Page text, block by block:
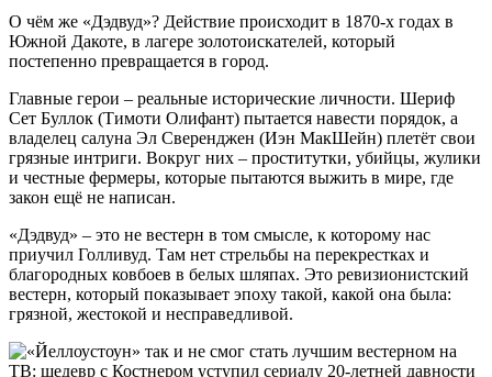
О чём же «Дэдвуд»? Действие происходит в 1870-х годах в
Южной Дакоте, в лагере золотоискателей, который
постепенно превращается в город.
Главные герои – реальные исторические личности. Шериф
Сет Буллок (Тимоти Олифант) пытается навести порядок, а
владелец салуна Эл Сверенджен (Иэн МакШейн) плетёт свои
грязные интриги. Вокруг них – проститутки, убийцы, жулики
и честные фермеры, которые пытаются выжить в мире, где
закон ещё не написан.
«Дэдвуд» – это не вестерн в том смысле, к которому нас
приучил Голливуд. Там нет стрельбы на перекрестках и
благородных ковбоев в белых шляпах. Это ревизионистский
вестерн, который показывает эпоху такой, какой она была:
грязной, жестокой и несправедливой.